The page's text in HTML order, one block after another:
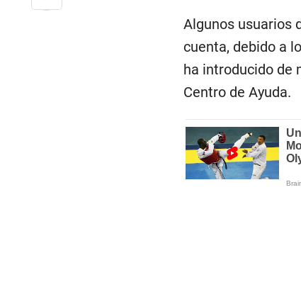
Algunos usuarios
cuenta, debido a
ha introducido de
Centro de Ayuda.